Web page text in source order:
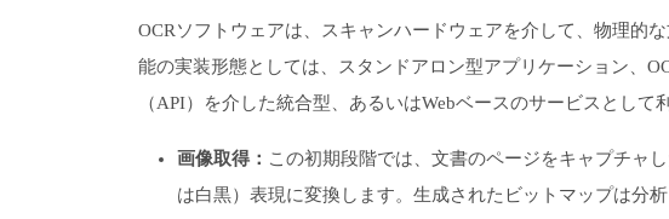
OCRソフトウェアは、スキャンハードウェアを介して、物理的
能の実装形態としては、スタンドアロン型アプリケーション、
（API）を介した統合型、あるいはWebベースのサービスとして
画像取得： この初期段階では、文書のページをキャプチャ
は白黒）表現に変換します。生成されたビットマップは分